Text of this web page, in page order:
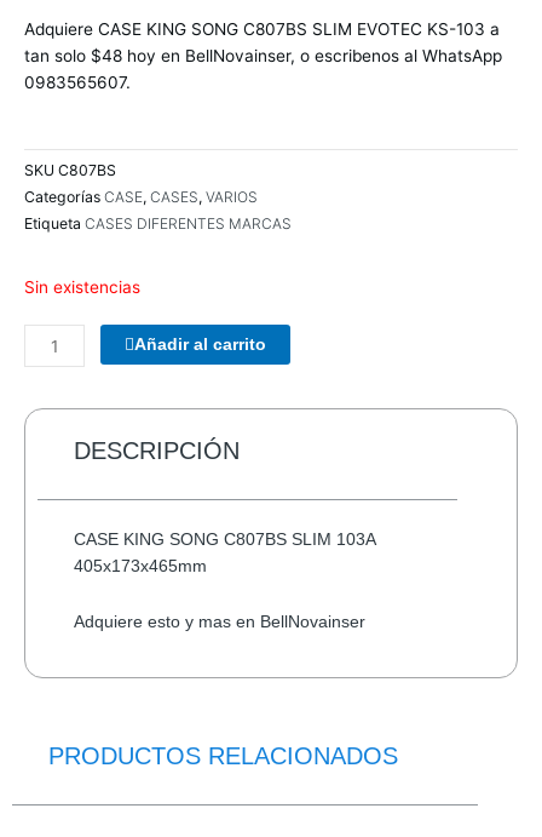
original
era:
$63.0.
actual
es:
Adquiere CASE KING SONG C807BS SLIM EVOTEC KS-103 a
tan solo $48 hoy en BellNovainser, o escribenos al WhatsApp
0983565607.
SKU C807BS
Categorías CASE, CASES, VARIOS
Etiqueta CASES DIFERENTES MARCAS
Sin existencias
PARLANTES
WOOU
PULSE
25-
PORTABLE
VARIOS
cantidad
Añadir al carrito
DESCRIPCIÓN
CASE KING SONG C807BS SLIM 103A
405x173x465mm
Adquiere esto y mas en BellNovainser
PRODUCTOS RELACIONADOS